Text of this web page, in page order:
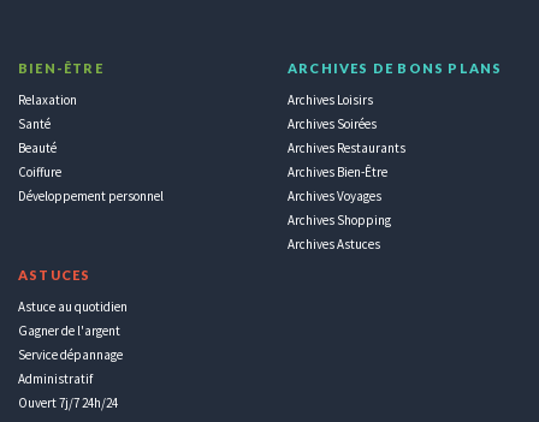
BIEN-ÊTRE
Relaxation
Santé
Beauté
Coiffure
Développement personnel
ASTUCES
Astuce au quotidien
Gagner de l'argent
Service dépannage
Administratif
Ouvert 7j/7 24h/24
ARCHIVES DE BONS PLANS
Archives Loisirs
Archives Soirées
Archives Restaurants
Archives Bien-Être
Archives Voyages
Archives Shopping
Archives Astuces